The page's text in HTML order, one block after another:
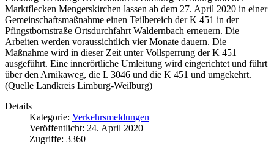
Marktflecken Mengerskirchen lassen ab dem 27. April 2020 in einer
Gemeinschaftsmaßnahme einen Teilbereich der K 451 in der
Pfingstbornstraße Ortsdurchfahrt Waldernbach erneuern. Die
Arbeiten werden voraussichtlich vier Monate dauern. Die
Maßnahme wird in dieser Zeit unter Vollsperrung der K 451
ausgeführt. Eine innerörtliche Umleitung wird eingerichtet und führt
über den Arnikaweg, die L 3046 und die K 451 und umgekehrt.
(Quelle Landkreis Limburg-Weilburg)
Details
Kategorie: Verkehrsmeldungen
Veröffentlicht: 24. April 2020
Zugriffe: 3360